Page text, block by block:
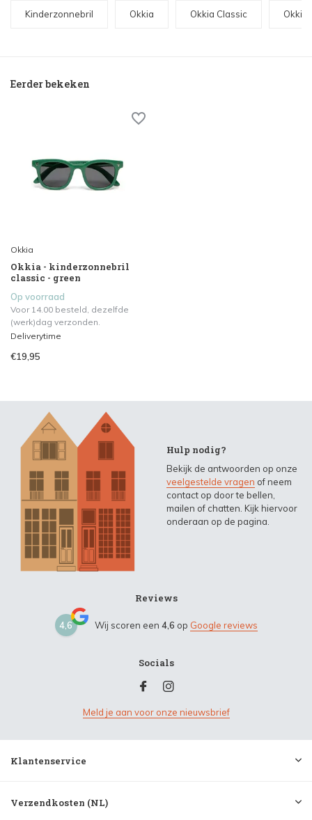
Kinderzonnebril Okkia Okkia Classic Okkia
Eerder bekeken
Okkia
Okkia - kinderzonnebril
classic - green
Op voorraad
Voor 14.00 besteld, dezelfde
(werk)dag verzonden.
Deliverytime
€19,95
Hulp nodig?
Bekijk de antwoorden op onze
veelgestelde vragen of neem
contact op door te bellen,
mailen of chatten. Kijk hiervoor
onderaan op de pagina.
Reviews
4,6 Wij scoren een 4,6 op Google reviews
Socials
Meld je aan voor onze nieuwsbrief
Klantenservice
Verzendkosten (NL)